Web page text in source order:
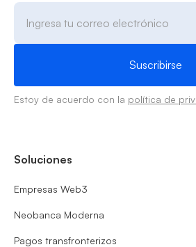
Estoy de acuerdo con la política de
Soluciones
Empresas Web3
Neobanca Moderna
Pagos transfronterizos